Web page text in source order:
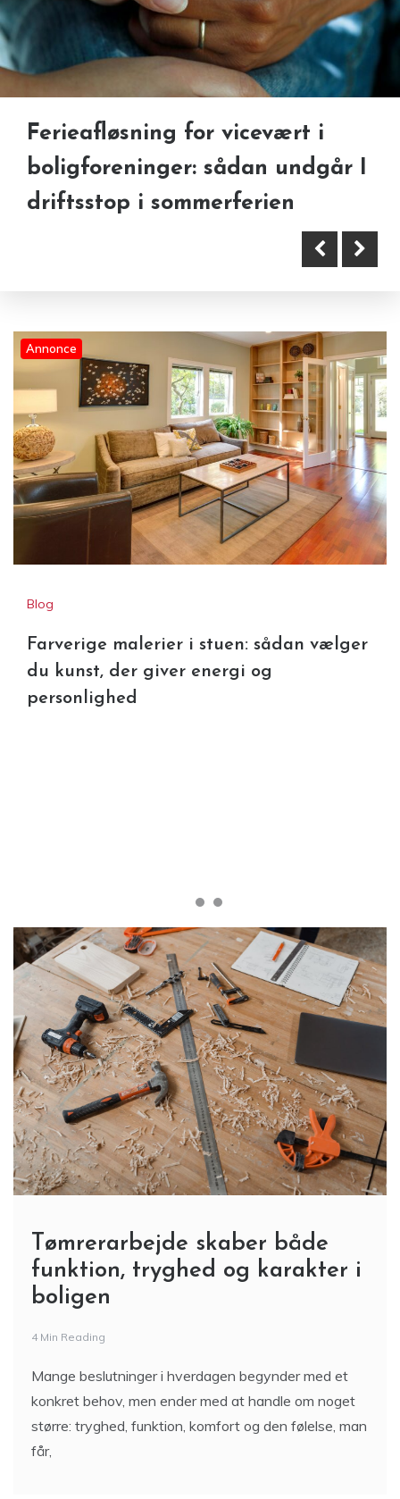
Farverige malerier i stuen:
sådan vælger du kunst, der
Fugning af vinduer: Undgå
utætte fuger før efterårets regn
Ferieafløsning for vicevært i
boligforeninger: sådan undgår I
driftsstop i sommerferien
Annonce
Blog
Farverige malerier i stuen: sådan vælger
du kunst, der giver energi og
personlighed
Tømrerarbejde skaber både
funktion, tryghed og karakter i
boligen
4 Min Reading
Mange beslutninger i hverdagen begynder med et
konkret behov, men ender med at handle om noget
større: tryghed, funktion, komfort og den følelse, man
får,